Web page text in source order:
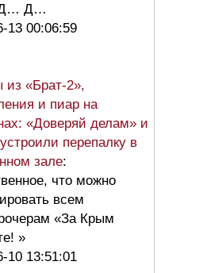
Д… Д…
13 00:06:59
из «Брат-2»,
и пиар на
«Доверяй делам» и
перепалку в
зале:
что можно
всем
«За Крым
»
10 13:51:01